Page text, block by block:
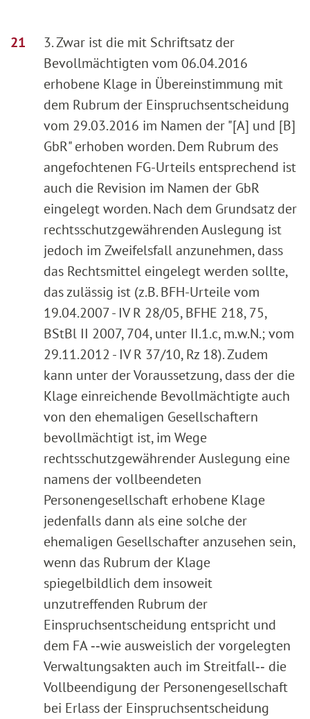
3. Zwar ist die mit Schriftsatz der
Bevollmächtigten vom 06.04.2016
erhobene Klage in Übereinstimmung mit
dem Rubrum der Einspruchsentscheidung
vom 29.03.2016 im Namen der "[A] und [B]
GbR" erhoben worden. Dem Rubrum des
angefochtenen FG-Urteils entsprechend ist
auch die Revision im Namen der GbR
eingelegt worden. Nach dem Grundsatz der
rechtsschutzgewährenden Auslegung ist
jedoch im Zweifelsfall anzunehmen, dass
das Rechtsmittel eingelegt werden sollte,
das zulässig ist (z.B. BFH-Urteile vom
19.04.2007 - IV R 28/05, BFHE 218, 75,
BStBl II 2007, 704, unter II.1.c, m.w.N.; vom
29.11.2012 - IV R 37/10, Rz 18). Zudem
kann unter der Voraussetzung, dass der die
Klage einreichende Bevollmächtigte auch
von den ehemaligen Gesellschaftern
bevollmächtigt ist, im Wege
rechtsschutzgewährender Auslegung eine
namens der vollbeendeten
Personengesellschaft erhobene Klage
jedenfalls dann als eine solche der
ehemaligen Gesellschafter anzusehen sein,
wenn das Rubrum der Klage
spiegelbildlich dem insoweit
unzutreffenden Rubrum der
Einspruchsentscheidung entspricht und
dem FA ‑‑wie ausweislich der vorgelegten
Verwaltungsakten auch im Streitfall‑‑ die
Vollbeendigung der Personengesellschaft
bei Erlass der Einspruchsentscheidung